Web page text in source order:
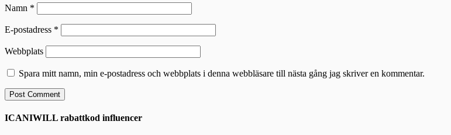
Namn *
E-postadress *
Webbplats
Spara mitt namn, min e-postadress och webbplats i denna webbläsare till nästa gång jag skriver en kommentar.
ICANIWILL rabattkod influencer